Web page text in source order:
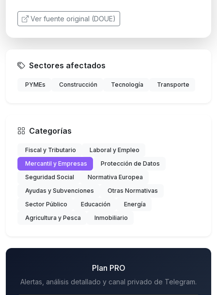
Ver fuente original (DOUE)
Sectores afectados
PYMEs Construcción Tecnología Transporte
Categorías
Fiscal y Tributario
Laboral y Empleo
Mercantil y Empresas
Protección de Datos
Seguridad Social
Normativa Europea
Ayudas y Subvenciones
Otras Normativas
Sector Público
Educación
Energía
Agricultura y Pesca
Inmobiliario
Plan PRO
Alertas, análisis detallado y canal privado de Telegram.